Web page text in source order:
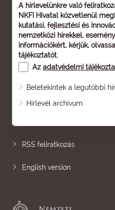
A hírlevelünkre való
NKFI Hivatal közvetlenül
kutatási, fejlesztési és
nemzetközi hírekkel,
információkért, kérjük,
tájékoztatót.
Az adatvédelmi
Beletekintek a legutóbbi
Hírlevél archívum
Oldaltérkép
RSS feliratkozás
English version